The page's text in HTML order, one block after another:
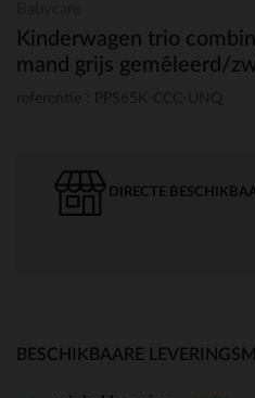
Kinderwagen trio
mand grijs gemêleerd/
DIRECTE
BESCHIKBAARE